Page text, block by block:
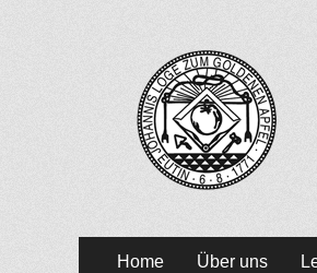
Zum
Primäres
Home Über uns